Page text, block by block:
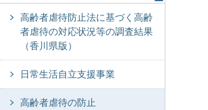
高齢者虐待防止法に基づく高齢
者虐待の対応状況等の調査結果
（香川県版）
日常生活自立支援事業
高齢者虐待の防止